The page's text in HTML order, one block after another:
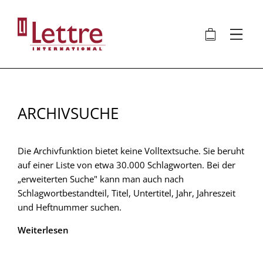
Inhalt
🛍 ⋮
ARCHIVSUCHE
Die Archivfunktion bietet keine Volltextsuche. Sie beruht
auf einer Liste von etwa 30.000 Schlagworten. Bei der
„erweiterten Suche" kann man auch nach
Schlagwortbestandteil, Titel, Untertitel, Jahr, Jahreszeit
und Heftnummer suchen.
Weiterlesen